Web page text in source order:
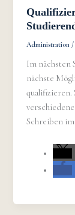
Administration /
Im nächsten
nächste
Schreiben